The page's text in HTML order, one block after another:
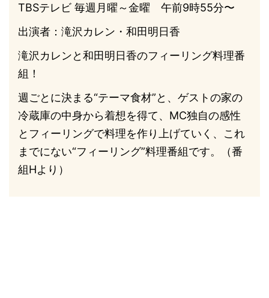
TBSテレビ 毎週月曜～金曜 午前9時55分〜
出演者：滝沢カレン・和田明日香
滝沢カレンと和田明日香のフィーリング料理番
組！
週ごとに決まる“テーマ食材”と、ゲストの家の
冷蔵庫の中身から着想を得て、MC独自の感性
とフィーリングで料理を作り上げていく、これ
までにない“フィーリング”料理番組です。（番
組Hより）